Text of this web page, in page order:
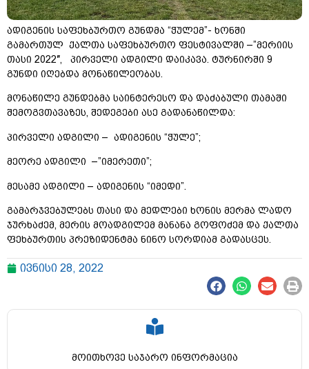
ადიგენის საფეხბურთო გუნდმა “ჭულემ”- ხონში
გამართულ ქალთა საფეხბურთო ფესტივალში –”მერიის
თასი 2022″, პირველი ადგილი დაიკავა. ტურნირში 9
გუნდი იღებდა მონაწილეობას.
მონაწილე გუნდებმა საინტერესო და დაძაბული თამაში
შემოგვთავაზეს, შედეგები ასე გადანაწილდა:
პირველი ადგილი – ადიგენის “ჭულე”;
მეორე ადგილი –”იმერეთი”;
მესამე ადგილი – ადიგენის “იმედი”.
გამარჯვებულებს თასი და მედლები ხონის მერმა ლადო
ჯურხაძემ, მერის მოადგილემ მანანა გოფოძემ და ქალთა
ფეხბურთის პრეზიდენტმა ნინო სორდიამ გადასცეს.
ივნისი 28, 2022
მოითხოვე საჯარო ინფორმაცია